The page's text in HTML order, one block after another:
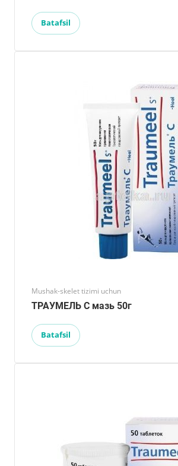
Batafsil
Mushak-skelet tizimi uchun
ТРАУМЕЛЬ С мазь 50г
Batafsil